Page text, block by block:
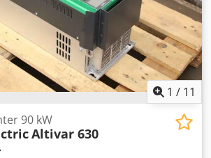
1 / 11
90 kW
Altivar 630